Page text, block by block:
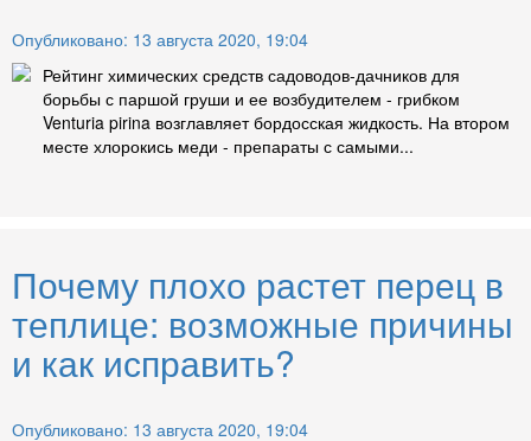
Опубликовано: 13 августа 2020, 19:04
Рейтинг химических средств садоводов-дачников для
борьбы с паршой груши и ее возбудителем - грибком
Venturia pirina возглавляет бордосская жидкость. На втором
месте хлорокись меди - препараты с самыми...
Почему плохо растет перец в
теплице: возможные причины
и как исправить?
Опубликовано: 13 августа 2020, 19:04